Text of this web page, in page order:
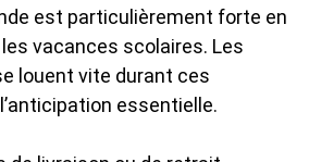
est particulièrement forte en
vacances scolaires. Les
louent vite durant ces
essentielle.